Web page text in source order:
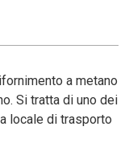
a metano
Si tratta di uno dei
locale di trasporto